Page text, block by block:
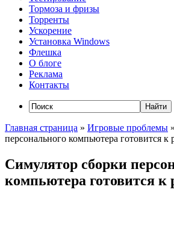
Тормоза и фризы
Торренты
Ускорение
Установка Windows
Флешка
О блоге
Реклама
Контакты
Главная страница » Игровые проблемы »
персонального компьютера готовится к
Симулятор сборки
компьютера готовится к